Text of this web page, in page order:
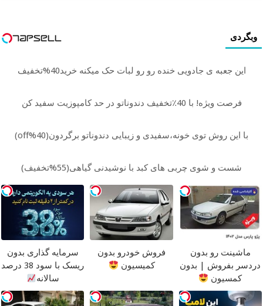
وبگردی
این جعبه ی جادویی خنده رو رو لبات حک میکنه خرید40%تخفیف
فرصت ویژه! با 40٪تخفیف دندوناتو در حد کامپوزیت سفید کن
با این روش توی خونه،سفیدی و زیبایی دندوناتو برگردون(40%off)
شست و شوی چربی های کبد با نوشیدنی گیاهی(55%تخفیف)
ماشینت رو بدون
دردسر بفروش | بدون
کمسیون
فروش خودرو بدون
کمیسیون
سرمایه گذاری بدون
ریسک با سود 38 درصد
سالانه